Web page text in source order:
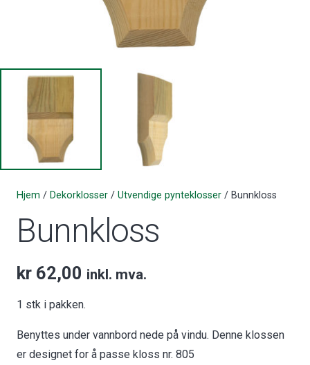
Hjem / Dekorklosser / Utvendige pynteklosser / Bunnkloss
Bunnkloss
kr 62,00 inkl. mva.
1 stk i pakken.
Benyttes under vannbord nede på vindu. Denne klossen
er designet for å passe kloss nr. 805